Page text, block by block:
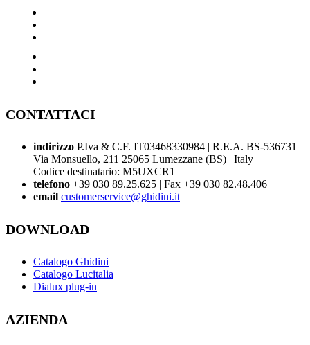
CONTATTACI
indirizzo P.Iva & C.F. IT03468330984 | R.E.A. BS-536731
Via Monsuello, 211 25065 Lumezzane (BS) | Italy
Codice destinatario: M5UXCR1
telefono +39 030 89.25.625 | Fax +39 030 82.48.406
email customerservice@ghidini.it
DOWNLOAD
Catalogo Ghidini
Catalogo Lucitalia
Dialux plug-in
AZIENDA